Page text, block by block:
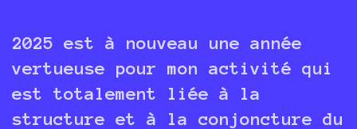
2025 est à nouveau une année
vertueuse pour mon activité qui
est totalement liée à la
structure et à la conjoncture du